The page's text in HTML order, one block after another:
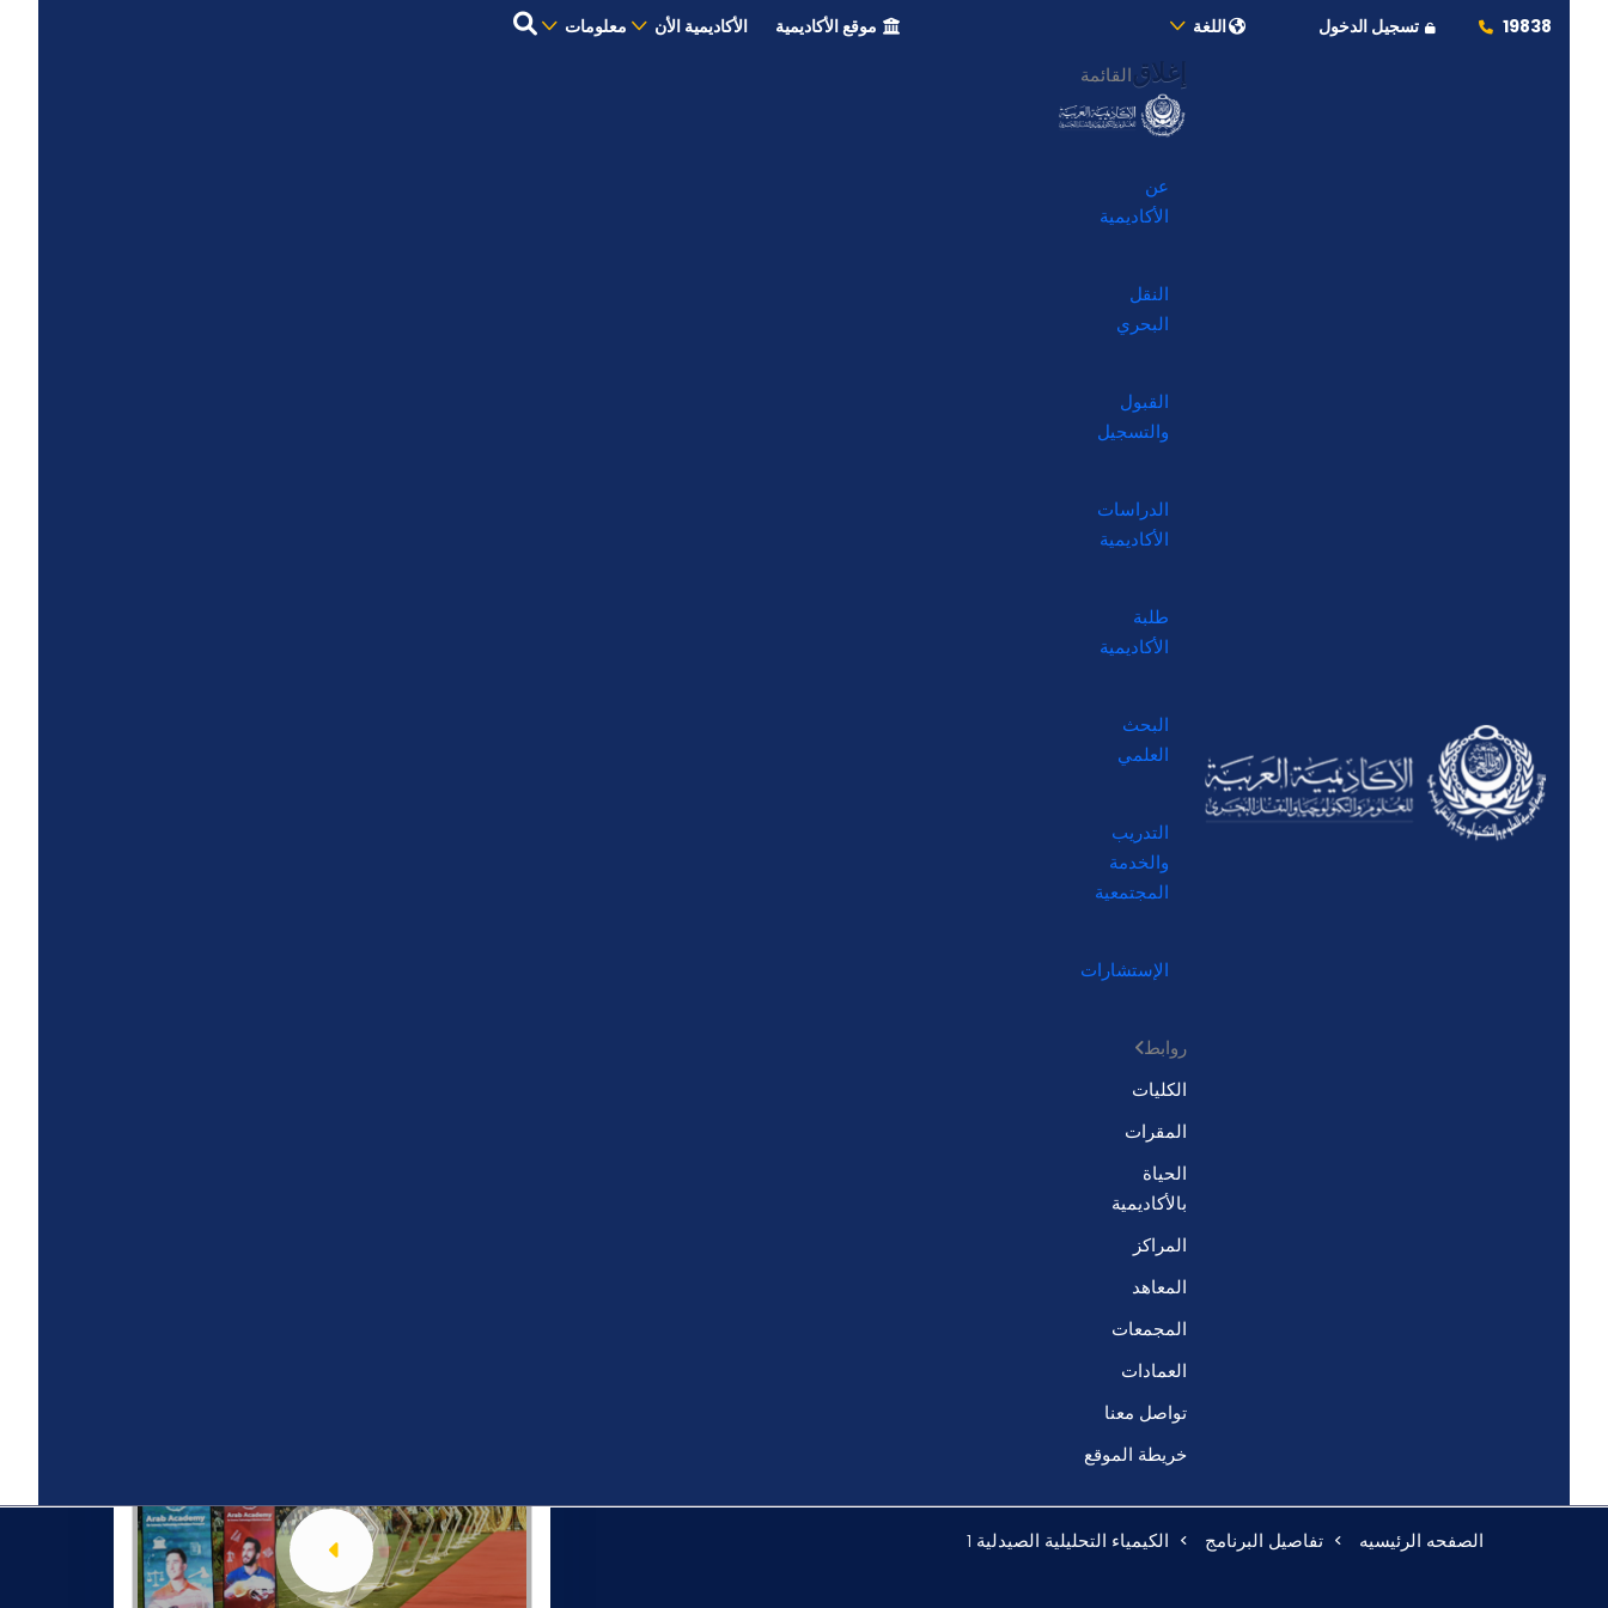
19838 تسجيل الدخول اللغة موقع الأكاديمية الأكاديمية الأن معلومات
إغلاق القائمة
عن
الأكاديمية
النقل
البحري
القبول
والتسجيل
الدراسات
الأكاديمية
طلبة
الأكاديمية
البحث
العلمي
التدريب
والخدمة
المجتمعية
الإستشارات
روابط
الكليات
المقرات
الحياة
بالأكاديمية
المراكز
المعاهد
المجمعات
العمادات
تواصل معنا
خريطة الموقع
الصفحه الرئيسيه تفاصيل البرنامج الكيمياء التحليلية الصيدلية 1